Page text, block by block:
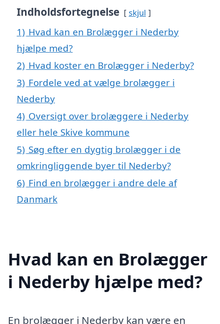
Indholdsfortegnelse skjul
1) Hvad kan en Brolægger i Nederby
hjælpe med?
2) Hvad koster en Brolægger i Nederby?
3) Fordele ved at vælge brolægger i
Nederby
4) Oversigt over brolæggere i Nederby
eller hele Skive kommune
5) Søg efter en dygtig brolægger i de
omkringliggende byer til Nederby?
6) Find en brolægger i andre dele af
Danmark
Hvad kan en Brolægger
i Nederby hjælpe med?
En brolægger i Nederby kan være en